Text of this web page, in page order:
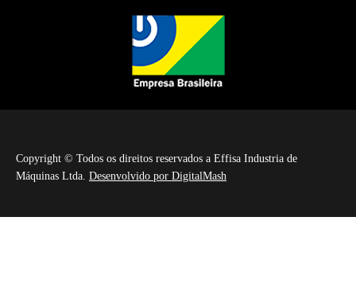
Copyright © Todos os direitos reservados a Effisa Industria de
Máquinas Ltda. Desenvolvido por DigitalMash